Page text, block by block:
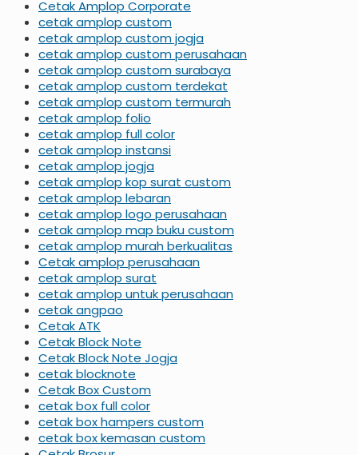
Cetak Amplop Corporate
cetak amplop custom
cetak amplop custom jogja
cetak amplop custom perusahaan
cetak amplop custom surabaya
cetak amplop custom terdekat
cetak amplop custom termurah
cetak amplop folio
cetak amplop full color
cetak amplop instansi
cetak amplop jogja
cetak amplop kop surat custom
cetak amplop lebaran
cetak amplop logo perusahaan
cetak amplop map buku custom
cetak amplop murah berkualitas
Cetak amplop perusahaan
cetak amplop surat
cetak amplop untuk perusahaan
cetak angpao
Cetak ATK
Cetak Block Note
Cetak Block Note Jogja
cetak blocknote
Cetak Box Custom
cetak box full color
cetak box hampers custom
cetak box kemasan custom